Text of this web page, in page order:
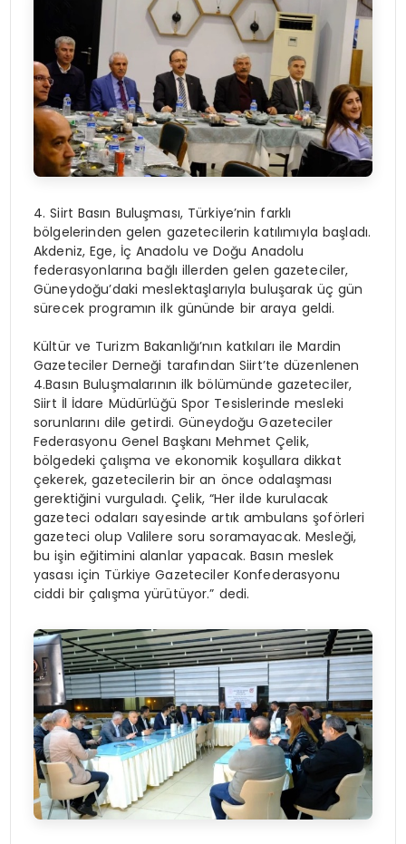
4. Siirt Basın Buluşması, Türkiye’nin farklı
bölgelerinden gelen gazetecilerin katılımıyla başladı.
Akdeniz, Ege, İç Anadolu ve Doğu Anadolu
federasyonlarına bağlı illerden gelen gazeteciler,
Güneydoğu’daki meslektaşlarıyla buluşarak üç gün
sürecek programın ilk gününde bir araya geldi.
Kültür ve Turizm Bakanlığı’nın katkıları ile Mardin
Gazeteciler Derneği tarafından Siirt’te düzenlenen
4.Basın Buluşmalarının ilk bölümünde gazeteciler,
Siirt İl İdare Müdürlüğü Spor Tesislerinde mesleki
sorunlarını dile getirdi. Güneydoğu Gazeteciler
Federasyonu Genel Başkanı Mehmet Çelik,
bölgedeki çalışma ve ekonomik koşullara dikkat
çekerek, gazetecilerin bir an önce odalaşması
gerektiğini vurguladı. Çelik, “Her ilde kurulacak
gazeteci odaları sayesinde artık ambulans şoförleri
gazeteci olup Valilere soru soramayacak. Mesleği,
bu işin eğitimini alanlar yapacak. Basın meslek
yasası için Türkiye Gazeteciler Konfederasyonu
ciddi bir çalışma yürütüyor.” dedi.